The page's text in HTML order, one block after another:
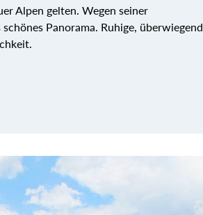
Alpen gelten. Wegen seiner
Panorama. Ruhige, überwiegend